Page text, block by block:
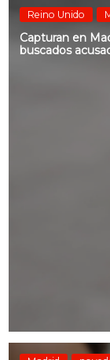
Reino Unido
Capturan en
buscados